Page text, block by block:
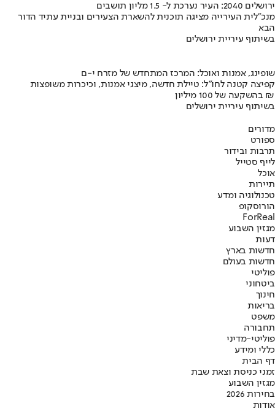
ירושלים 2040: העיר נערכת ל- 1.5 מליון תושבים
מנכ"לית העירייה מציגה תוכנית להשארת הצעירים ובניית עתיד הדור
הבא
בשיתוף עיריית ירושלים
שופינג, אמנות ואוכל: המרכז המתחדש של מזרח י-ם
קפיצה קטנה לחו"ל: טיילת חדשה, מיצגי אמנות, וכיכרות משופצות
בהשקעה של 100 מיליון ₪
בשיתוף עיריית ירושלים
מדורים
ספורט
תרבות ובידור
לייף סטייל
אוכל
תיירות
טכנולוגיה ומדע
הורוסקופ
ForReal
מגזין השבוע
דעות
חדשות בארץ
חדשות בעולם
פוליטי
ביטחוני
חינוך
בריאות
משפט
תחבורה
פוליטי-מדיני
כללי ומידע
דף הבית
זמני כניסת וצאת שבת
מגזין השבוע
בחירות 2026
אודות